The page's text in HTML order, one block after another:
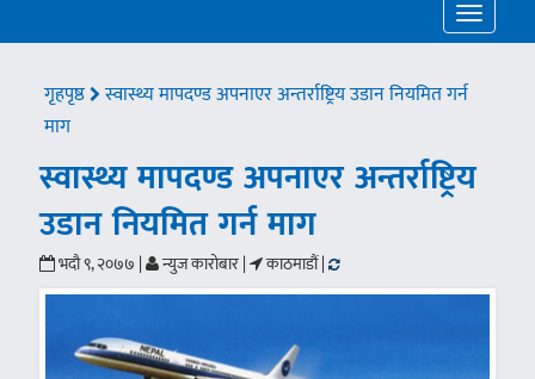
Toggle
गृहपृष्ठ
स्वास्थ्य मापदण्ड अपनाएर अन्तर्राष्ट्रिय उडान नियमित गर्न
माग
स्वास्थ्य मापदण्ड अपनाएर अन्तर्राष्ट्रिय
उडान नियमित गर्न माग
भदौ ९, २०७७ | न्युज कारोबार | काठमाडौं |